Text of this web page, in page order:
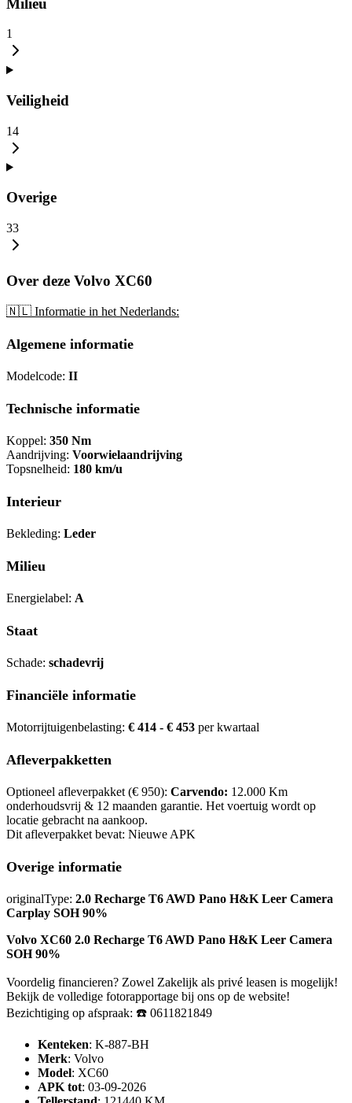
1
Veiligheid
14
Overige
33
Over deze Volvo XC60
🇳🇱 Informatie in het Nederlands:
Algemene informatie
Modelcode: II
Technische informatie
Koppel: 350 Nm
Aandrijving: Voorwielaandrijving
Topsnelheid: 180 km/u
Interieur
Bekleding: Leder
Milieu
Energielabel: A
Staat
Schade: schadevrij
Financiële informatie
Motorrijtuigenbelasting: € 414 - € 453 per kwartaal
Afleverpakketten
Optioneel afleverpakket (€ 950): Carvendo: 12.000 Km
onderhoudsvrij & 12 maanden garantie. Het voertuig wordt op
locatie gebracht na aankoop.
Dit afleverpakket bevat: Nieuwe APK
Overige informatie
originalType: 2.0 Recharge T6 AWD Pano H&K Leer Camera
Carplay SOH 90%
Volvo XC60 2.0 Recharge T6 AWD Pano H&K Leer Camera
SOH 90%
Voordelig financieren? Zowel Zakelijk als privé leasen is mogelijk!
Bekijk de volledige fotorapportage bij ons op de website!
Bezichtiging op afspraak: ☎️ 0611821849
Kenteken: K-887-BH
Merk: Volvo
Model: XC60
APK tot: 03-09-2026